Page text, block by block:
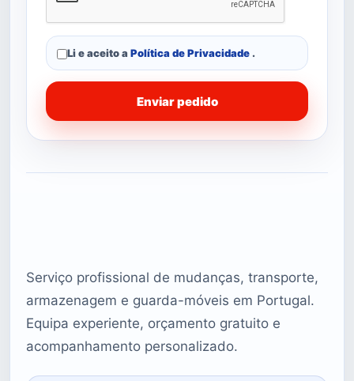
Li e aceito a Política de Privacidade .
Enviar pedido
Serviço profissional de mudanças, transporte,
armazenagem e guarda-móveis em Portugal.
Equipa experiente, orçamento gratuito e
acompanhamento personalizado.